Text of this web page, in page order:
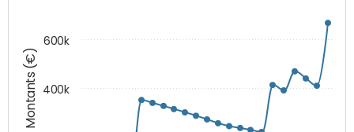
Montants (€) 400k
600k